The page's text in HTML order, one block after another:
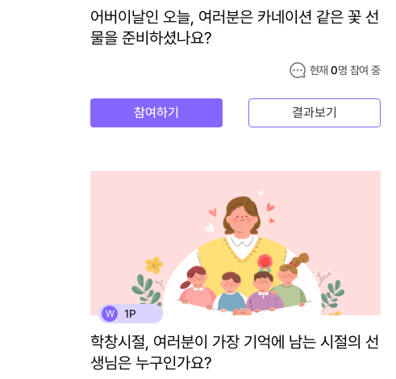
어버이날인 오늘, 여러분은 카네이션 같은 꽃 선
물을 준비하셨나요?
현재0명 참여 중
참여하기 결과보기
W 1P
학창시절, 여러분이 가장 기억에 남는 시절의 선
생님은 누구인가요?